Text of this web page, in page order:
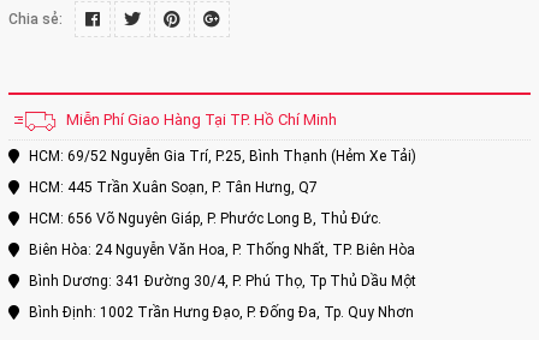
Chia sẻ:
Miễn Phí Giao Hàng Tại TP. Hồ Chí Minh
HCM: 69/52 Nguyễn Gia Trí, P.25, Bình Thạnh (Hẻm Xe Tải)
HCM: 445 Trần Xuân Soạn, P. Tân Hưng, Q7
HCM: 656 Võ Nguyên Giáp, P. Phước Long B, Thủ Đức.
Biên Hòa: 24 Nguyễn Văn Hoa, P. Thống Nhất, TP. Biên Hòa
Bình Dương: 341 Đường 30/4, P. Phú Thọ, Tp Thủ Dầu Một
Bình Định: 1002 Trần Hưng Đạo, P. Đống Đa, Tp. Quy Nhơn